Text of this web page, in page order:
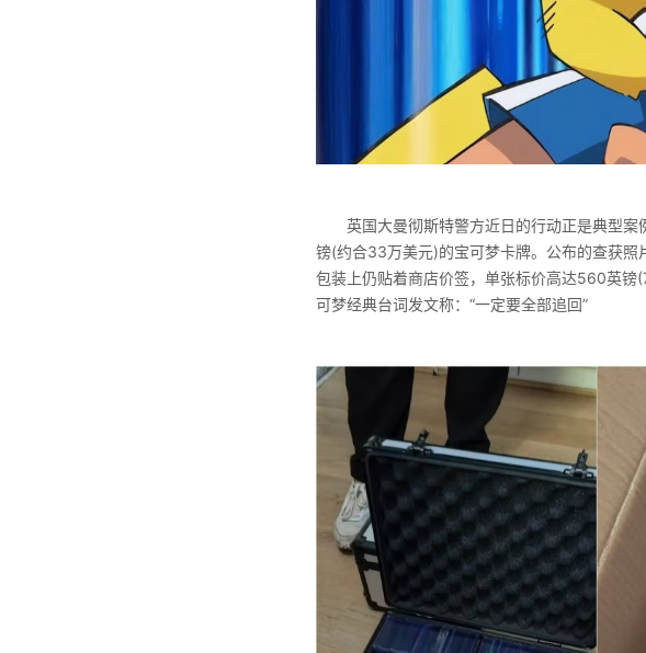
英国大曼彻斯特警方近日的行动正是典型
镑(约合33万美元)的宝可梦卡牌。公布的查获
包装上仍贴着商店价签，单张标价高达560英镑
可梦经典台词发文称：“一定要全部追回”